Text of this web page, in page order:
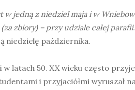
w jedną z niedziel maja i w
zbiory) – przy udziale całej parafii
niedzielę października.
latach 50. XX wieku często
i przyjaciółmi wyruszał